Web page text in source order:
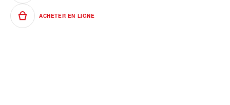
ACHETER EN LIGNE